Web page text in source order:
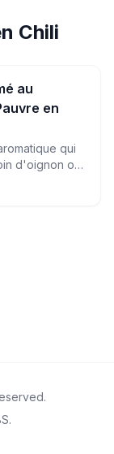
Chili
au
en
qui
d'oignon ou
incroyable.